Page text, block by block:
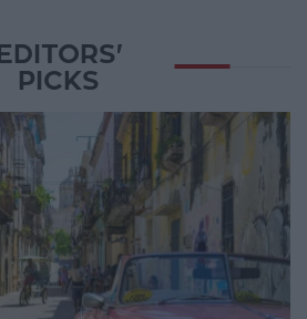
EDITORS'
PICKS